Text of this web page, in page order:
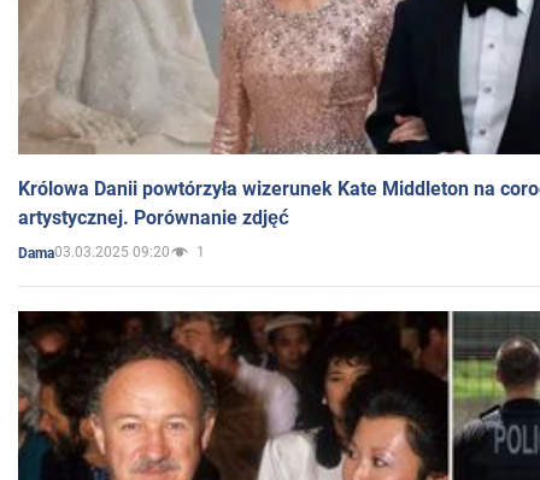
Królowa Danii powtórzyła wizerunek Kate Middleton na
artystycznej. Porównanie zdjęć
Dama03.03.2025 09:20 1